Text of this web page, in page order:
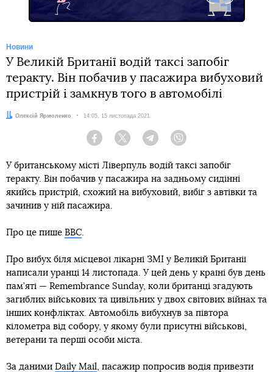
Новини
У Великій Британії водій таксі запобіг
теракту. Він побачив у пасажира вибуховий
пристрій і замкнув того в автомобілі
Автор:
Олексій Ярмоленко Дата:
14:05, 15 листопада 2021
Facebook Twitter Telegram
У британському місті Ліверпуль водій таксі запобіг
теракту. Він побачив у пасажира на задньому сидінні
якийсь пристрій, схожий на вибуховий, вибіг з автівки та
зачинив у ній пасажира.
Про це пише BBC
Про вибух біля місцевої лікарні ЗМІ у Великій Британії
написали уранці 14 листопада. У цей день у країні був день
пам’яті — Remembrance Sunday, коли британці згадують
загиблих військових та цивільних у двох світових війнах та
інших конфліктах. Автомобіль вибухнув за півтора
кілометра від собору, у якому були присутні військові,
ветерани та перші особи міста.
За даними Daily Mail
, пасажир попросив водія привезти